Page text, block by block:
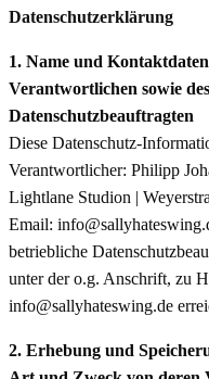
Datenschutzerklärung
1. Name und
Verantwortlichen sowie
Datenschutzbeauftragten
Diese Datenschutz-
Verantwortlicher: Philipp
Lightlane Studion |
Email:
betriebliche
unter der o.g. Anschrift, zu
info@sallyhateswing.de
2. Erhebung und